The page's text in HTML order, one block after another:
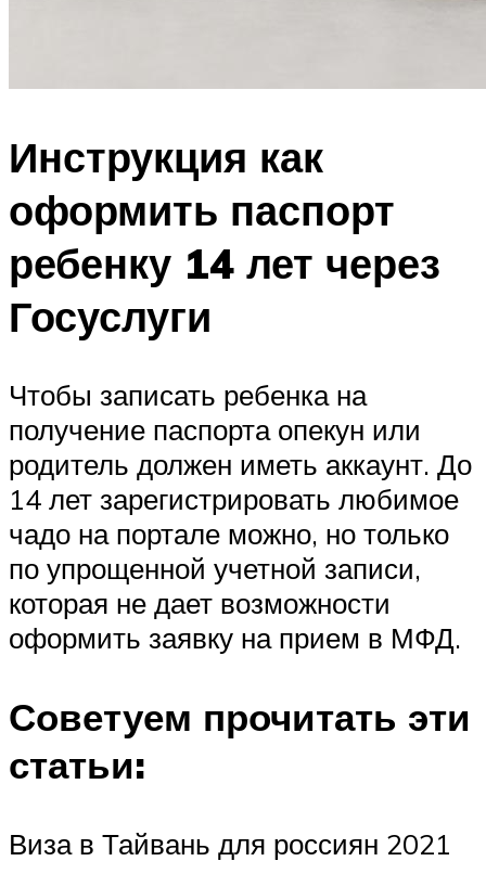
Инструкция как
оформить паспорт
ребенку 14 лет через
Госуслуги
Чтобы записать ребенка на
получение паспорта опекун или
родитель должен иметь аккаунт. До
14 лет зарегистрировать любимое
чадо на портале можно, но только
по упрощенной учетной записи,
которая не дает возможности
оформить заявку на прием в МФД.
Советуем прочитать эти
статьи:
Виза в Тайвань для россиян 2021